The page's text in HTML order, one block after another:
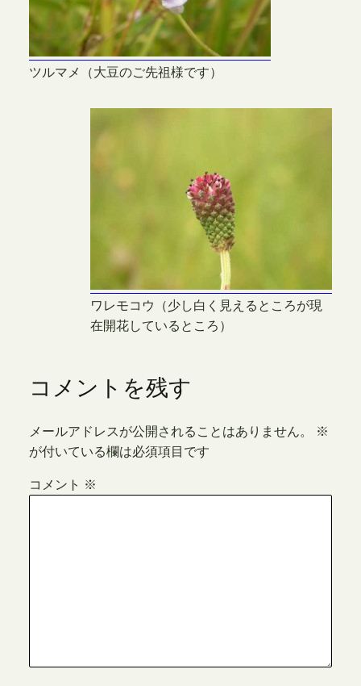
ツルマメ（大豆のご先祖様です）
ワレモコウ（少し白く見えるところが現
在開花しているところ）
コメントを残す
メールアドレスが公開されることはありません。
※
が付いている欄は必須項目です
コメント ※